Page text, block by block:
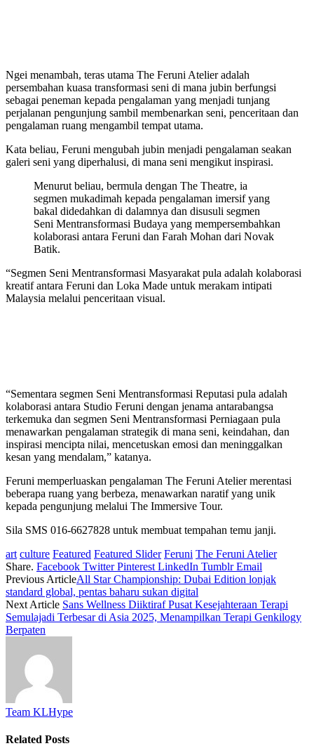
Ngei menambah, teras utama The Feruni Atelier adalah
persembahan kuasa transformasi seni di mana jubin berfungsi
sebagai peneman kepada pengalaman yang menjadi tunjang
perjalanan pengunjung sambil membenarkan seni, penceritaan dan
pengalaman ruang mengambil tempat utama.
Kata beliau, Feruni mengubah jubin menjadi pengalaman seakan
galeri seni yang diperhalusi, di mana seni mengikut inspirasi.
Menurut beliau, bermula dengan The Theatre, ia
segmen mukadimah kepada pengalaman imersif yang
bakal didedahkan di dalamnya dan disusuli segmen
Seni Mentransformasi Budaya yang mempersembahkan
kolaborasi antara Feruni dan Farah Mohan dari Novak
Batik.
“Segmen Seni Mentransformasi Masyarakat pula adalah kolaborasi
kreatif antara Feruni dan Loka Made untuk merakam intipati
Malaysia melalui penceritaan visual.
“Sementara segmen Seni Mentransformasi Reputasi pula adalah
kolaborasi antara Studio Feruni dengan jenama antarabangsa
terkemuka dan segmen Seni Mentransformasi Perniagaan pula
menawarkan pengalaman strategik di mana seni, keindahan, dan
inspirasi mencipta nilai, mencetuskan emosi dan meninggalkan
kesan yang mendalam,” katanya.
Feruni memperluaskan pengalaman The Feruni Atelier merentasi
beberapa ruang yang berbeza, menawarkan naratif yang unik
kepada pengunjung melalui The Immersive Tour.
Sila SMS 016-6627828 untuk membuat tempahan temu janji.
art culture Featured Featured Slider Feruni The Feruni Atelier
Share. Facebook Twitter Pinterest LinkedIn Tumblr Email
Previous ArticleAll Star Championship: Dubai Edition lonjak
standard global, pentas baharu sukan digital
Next Article Sans Wellness Diiktiraf Pusat Kesejahteraan Terapi
Semulajadi Terbesar di Asia 2025, Menampilkan Terapi Genkilogy
Berpaten
Team KLHype
Related Posts